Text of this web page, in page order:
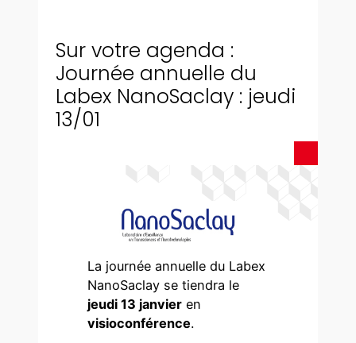
Sur votre agenda :
Journée annuelle du
Labex NanoSaclay : jeudi
13/01
La journée annuelle du Labex
NanoSaclay se tiendra le
jeudi 13 janvier en
visioconférence.